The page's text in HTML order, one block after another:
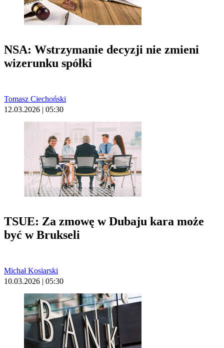
NSA: Wstrzymanie decyzji nie zmieni
wizerunku spółki
Tomasz Ciechoński
12.03.2026 | 05:30
TSUE: Za zmowę w Dubaju kara może
być w Brukseli
Michał Kosiarski
10.03.2026 | 05:30